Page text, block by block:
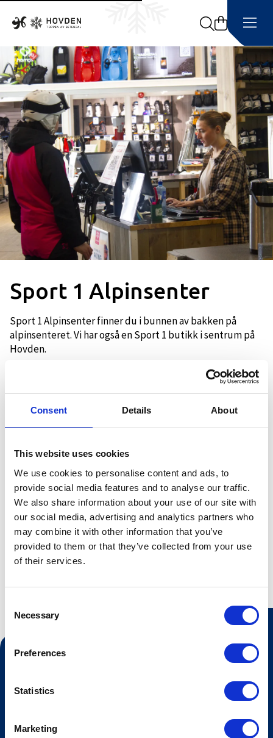
Consent Details About
This website uses cookies
We use cookies to personalise content and ads, to
provide social media features and to analyse our traffic.
We also share information about your use of our site with
our social media, advertising and analytics partners who
may combine it with other information that you’ve
provided to them or that they’ve collected from your use
of their services.
Selection
Necessary
Preferences
Statistics
Marketing
Search
Sport 1 Alpinsenter
Sport 1 Alpinsenter finner du i bunnen av bakken på
alpinsenteret. Vi har også en Sport 1 butikk i sentrum på
Hovden.
Hos Sport 1 Hovden Alpinsenter finner du et stort utvalg
av ski og utstyr til deg som vil i bakken. Vi har kompetente
som vil passe til ditt bruk. Vi tilbyr også et utvalg av klær
fra de beste merkene i bransjen som blant annet Norrøna,
Aclima.
I tillegg tilbyr vi også støvel-og såletilpassning, så
utstyret passer perfekt til deg.
Sport 1 Alpinsenter har fokus på ski & snowboard og
holder åpent under vintersesongen.
Kontakt oss
Åpningstider Hovden Fjellbad